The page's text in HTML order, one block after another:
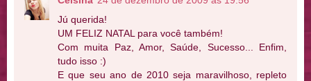
Jú querida!
UM FELIZ NATAL para você também!
Com muita Paz, Amor, Saúde, Sucesso... Enfim,
tudo isso :)
E que seu ano de 2010 seja maravilhoso, repleto